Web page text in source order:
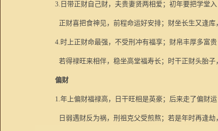
3. 日带正财自己财，夫贵妻贤两相爱；初年要把学堂
正财喜把食神见，前程命运好安排；财坐长生又逢
4. 时上正财命最强，不受刑冲有福享；财帛丰厚多富
若得禄旺来相伴，稳坐高堂福寿长；时干正财头胎
偏财
1.年上偏财福禄高，日干旺相是英豪；后来走了偏财
日弱遇财反为祸，刑祖克父受煎熬；若是年时再逢